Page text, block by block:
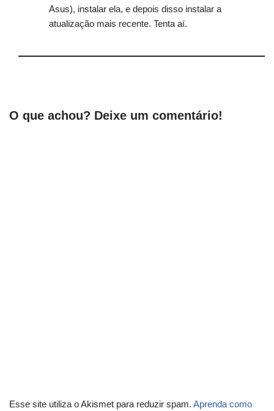
Asus), instalar ela, e depois disso instalar a
atualização mais recente. Tenta aí.
O que achou? Deixe um comentário!
Esse site utiliza o Akismet para reduzir spam. Aprenda como